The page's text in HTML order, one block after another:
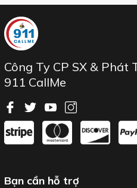
Công Ty CP SX & Phát
911 CallMe
Bạn cần hỗ trợ